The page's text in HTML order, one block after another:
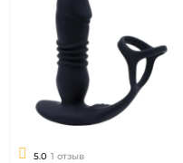
5.0 1 отзыв